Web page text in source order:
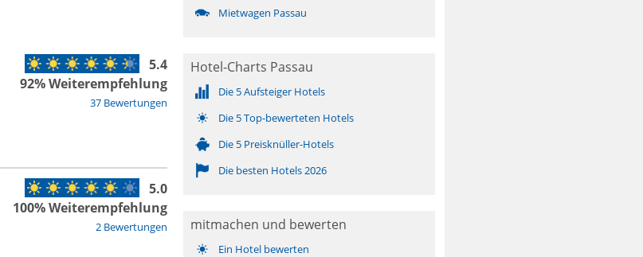
37 Bewertungen
5.4
92% Weiterempfehlung
2 Bewertungen
5.0
100% Weiterempfehlung
Mietwagen Passau
Hotel-Charts Passau
Die 5 Aufsteiger Hotels
Die 5 Top-bewerteten Hotels
Die 5 Preisknüller-Hotels
Die besten Hotels 2026
mitmachen und bewerten
Ein Hotel bewerten